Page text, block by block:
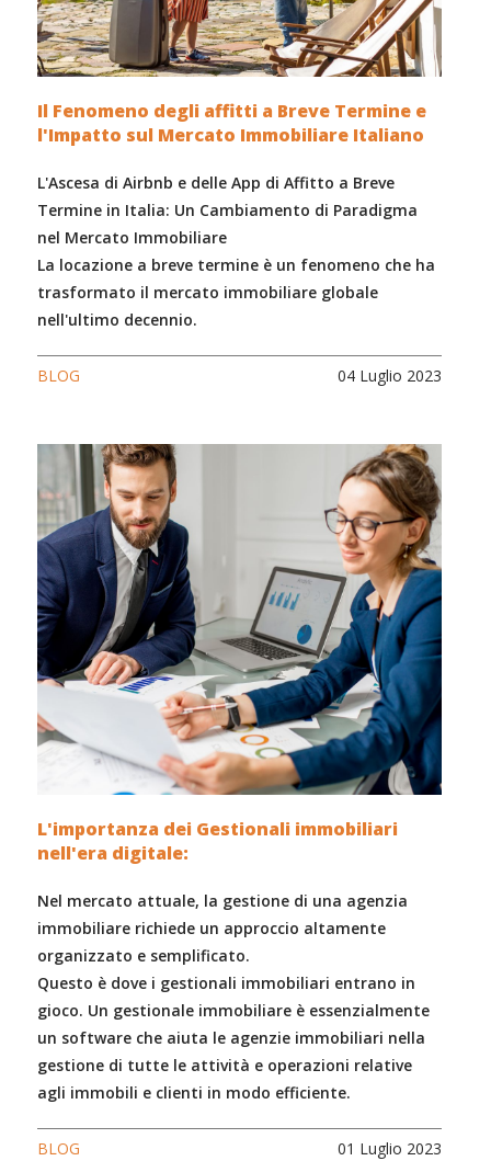
Il Fenomeno degli affitti a Breve Termine e
l'Impatto sul Mercato Immobiliare Italiano
L'Ascesa di Airbnb e delle App di Affitto a Breve
Termine in Italia: Un Cambiamento di Paradigma
nel Mercato Immobiliare
La locazione a breve termine è un fenomeno che ha
trasformato il mercato immobiliare globale
nell'ultimo decennio.
BLOG 04 Luglio 2023
L'importanza dei Gestionali immobiliari
nell'era digitale:
Nel mercato attuale, la gestione di una agenzia
immobiliare richiede un approccio altamente
organizzato e semplificato.
Questo è dove i gestionali immobiliari entrano in
gioco. Un gestionale immobiliare è essenzialmente
un software che aiuta le agenzie immobiliari nella
gestione di tutte le attività e operazioni relative
agli immobili e clienti in modo efficiente.
BLOG 01 Luglio 2023